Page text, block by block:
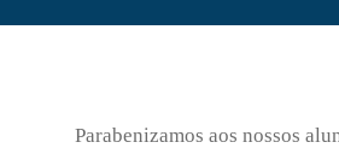
Parabenizamos aos nossos